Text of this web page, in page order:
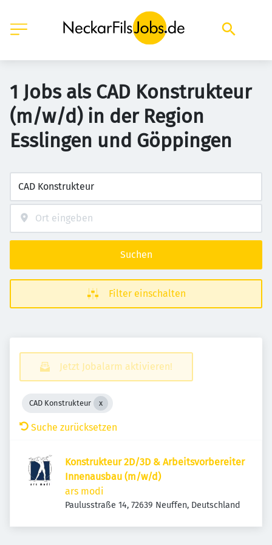
1 Jobs als CAD Konstrukteur
(m/w/d) in der Region
Esslingen und Göppingen
Suchen
Filter einschalten
Jetzt Jobalarm aktivieren!
CAD Konstrukteur
Suche zurücksetzen
Konstrukteur 2D/3D & Arbeitsvorbereiter
Innenausbau (m/w/d)
ars modi
Paulusstraße 14, 72639 Neuffen, Deutschland